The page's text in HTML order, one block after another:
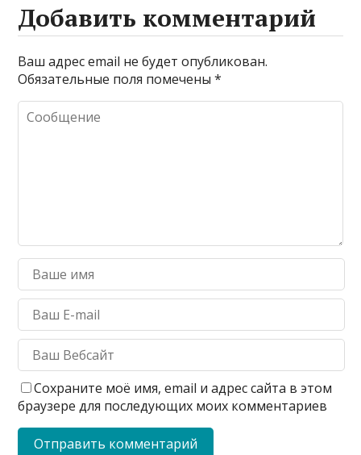
Добавить комментарий
Ваш адрес email не будет опубликован.
Обязательные поля помечены*
Сохраните моё имя, email и адрес сайта в этом
браузере для последующих моих комментариев